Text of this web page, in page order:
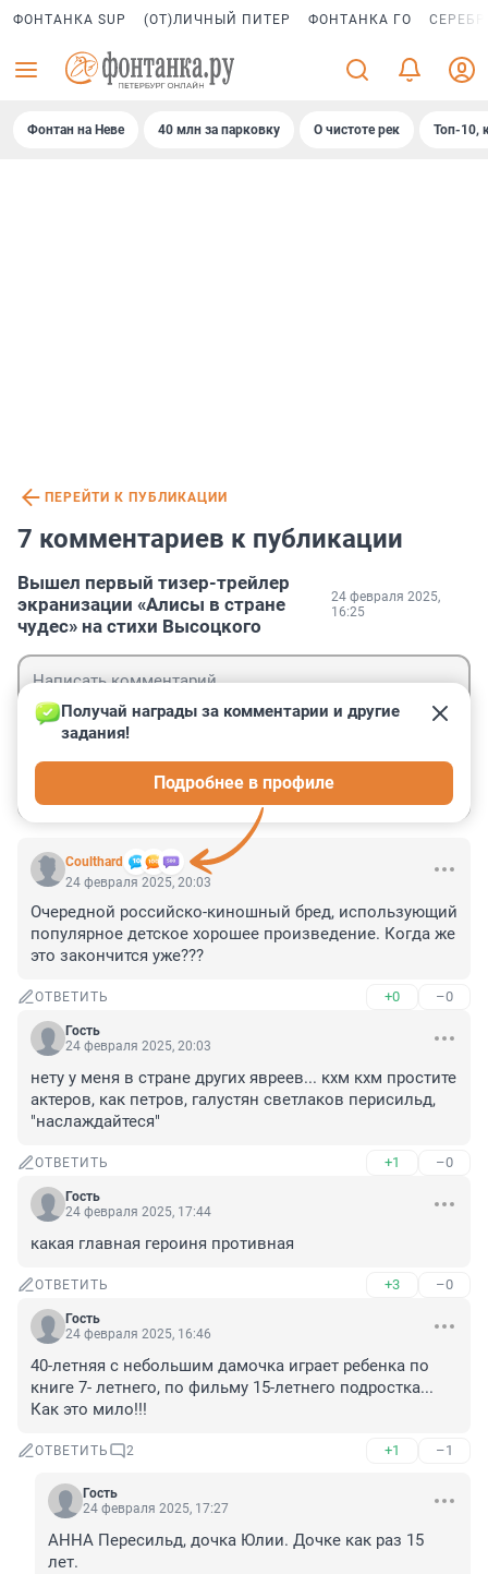
ФОНТАНКА SUP (ОТ)ЛИЧНЫЙ ПИТЕР ФОНТАНКА ГО
Фонтан на Неве 40 млн за парковку О чистоте рек Топ-10,
ПЕРЕЙТИ К ПУБЛИКАЦИИ
7 комментариев к публикации
Вышел первый тизер-трейлер
экранизации «Алисы в стране
чудес» на стихи Высоцкого
24 февраля 2025,
16:25
Coulthard
Получай награды за комментарии и другие
задания!
Подробнее в профиле
24 февраля 2025, 20:03
Очередной российско-киношный бред, использующий
популярное детское хорошее произведение. Когда же
это закончится уже???
ОТВЕТИТЬ +0 –0
Гость
24 февраля 2025, 20:03
нету у меня в стране других явреев... кхм кхм простите
актеров, как петров, галустян светлаков перисильд,
"наслаждайтеся"
ОТВЕТИТЬ +1 –0
Гость
24 февраля 2025, 17:44
какая главная героиня противная
ОТВЕТИТЬ +3 –0
Гость
24 февраля 2025, 16:46
40-летняя с небольшим дамочка играет ребенка по
книге 7- летнего, по фильму 15-летнего подростка...
Как это мило!!!
ОТВЕТИТЬ 2 +1 –1
Гость
24 февраля 2025, 17:27
АННА Пересильд, дочка Юлии. Дочке как раз 15
лет.